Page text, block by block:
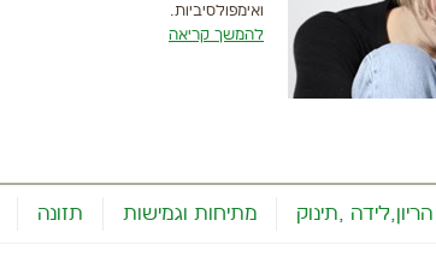
ואימפולסיביות‏.
להמשך קריאה
הריון,לידה ,תינוק מתיחות וגמישות תזונה